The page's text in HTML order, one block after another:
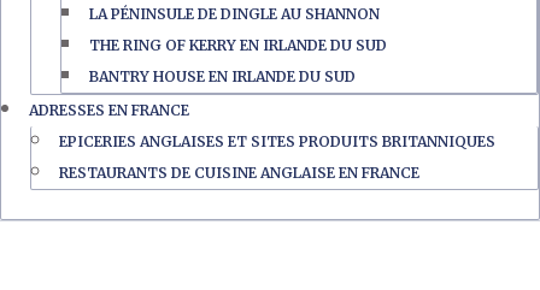
LA PÉNINSULE DE DINGLE AU SHANNON
THE RING OF KERRY EN IRLANDE DU SUD
BANTRY HOUSE EN IRLANDE DU SUD
ADRESSES EN FRANCE
EPICERIES ANGLAISES ET SITES PRODUITS BRITANNIQUES
RESTAURANTS DE CUISINE ANGLAISE EN FRANCE